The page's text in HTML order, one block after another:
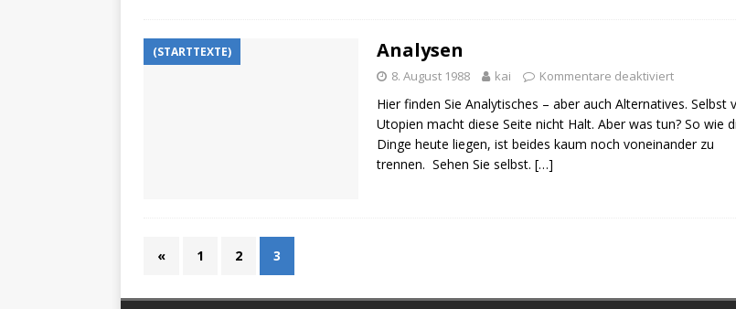
(STARTTEXTE) Analysen
8. August 1988 kai Kommentare deaktiviert
Hier finden Sie Analytisches – aber auch Alternatives. Selbst
Utopien macht diese Seite nicht Halt. Aber was tun? So wie
Dinge heute liegen, ist beides kaum noch voneinander zu
trennen. Sehen Sie selbst. […]
« 1 2 3